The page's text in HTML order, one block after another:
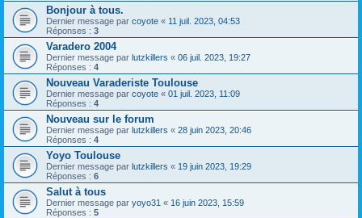
Bonjour à tous.
Dernier message par coyote « 11 juil. 2023, 04:53
Réponses : 3
Varadero 2004
Dernier message par lutzkillers « 06 juil. 2023, 19:27
Réponses : 4
Nouveau Varaderiste Toulouse
Dernier message par coyote « 01 juil. 2023, 11:09
Réponses : 4
Nouveau sur le forum
Dernier message par lutzkillers « 28 juin 2023, 20:46
Réponses : 4
Yoyo Toulouse
Dernier message par lutzkillers « 19 juin 2023, 19:29
Réponses : 6
Salut à tous
Dernier message par yoyo31 « 16 juin 2023, 15:59
Réponses : 5